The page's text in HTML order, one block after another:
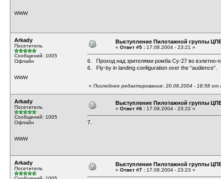
WWW
Arkady
Посетитель
Сообщений: 1005
Офлайн
WWW
Выступление Пилотажной группы
« Ответ #5 : 17.08.2004 - 23:21 »
6. Проход над зрителями ромба Су-27 во взлетно-
6. Fly-by in landing configuration over the “audience”.
« Последнее редактирование: 20.08.2004 - 18:58 от
Arkady
Посетитель
Сообщений: 1005
Офлайн
WWW
Выступление Пилотажной группы
« Ответ #6 : 17.08.2004 - 23:22 »
7.
Arkady
Посетитель
Выступление Пилотажной группы
« Ответ #7 : 17.08.2004 - 23:23 »